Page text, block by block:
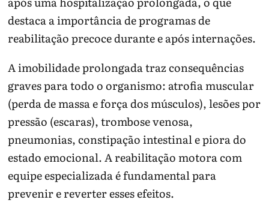
destaca a importância de programas de
reabilitação precoce durante e após internações.
A imobilidade prolongada traz consequências
graves para todo o organismo: atrofia muscular
(perda de massa e força dos músculos), lesões por
pressão (escaras), trombose venosa,
pneumonias, constipação intestinal e piora do
estado emocional. A reabilitação motora com
equipe especializada é fundamental para
prevenir e reverter esses efeitos.